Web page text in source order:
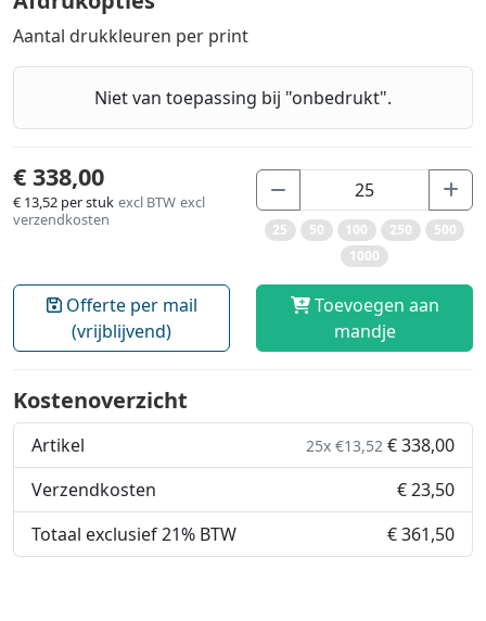
Aantal drukkleuren per print
Niet van toepassing bij "onbedrukt".
€ 338,00
€ 13,52 per stuk excl BTW excl
verzendkosten
25 50 100 250
500
1000
Offerte per mail
(vrijblijvend)
Toevoegen aan
mandje
Kostenoverzicht
25x €13,52 € 338,00
Artikel
€ 23,50
Verzendkosten
€ 361,50
Totaal exclusief 21% BTW